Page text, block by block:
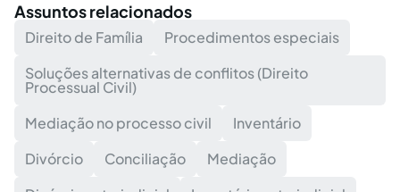
Assuntos relacionados
Direito de Família
Procedimentos especiais
Soluções alternativas de conflitos (Direito
Processual Civil)
Mediação no processo civil
Inventário
Divórcio
Conciliação
Mediação